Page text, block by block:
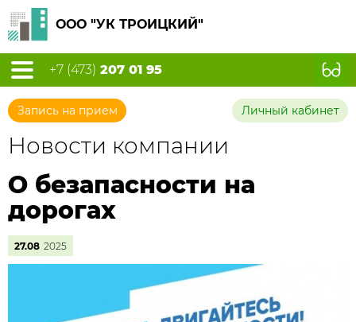
ООО "УК ТРОИЦКИЙ"
+7 (473) 207 01 95
Запись на прием Личный кабинет
Новости компании
О безапасности на
дорогах
27.08 2025